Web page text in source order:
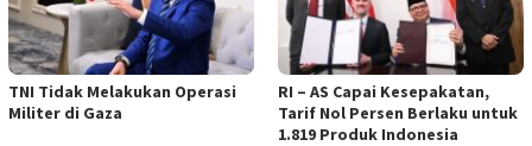
TNI Tidak Melakukan Operasi
Militer di Gaza
RI – AS Capai Kesepakatan,
Tarif Nol Persen Berlaku untuk
1.819 Produk Indonesia